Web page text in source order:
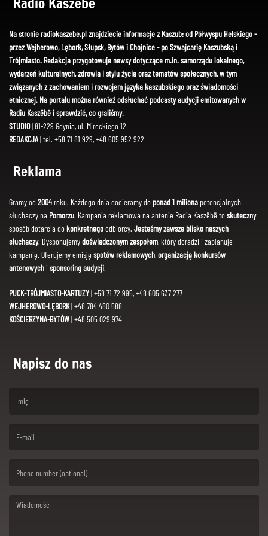
Na stronie radiokaszebe.pl znajdziecie informacje z Kaszub: od Półwyspu Helskiego -
przez Wejherowo, Lębork, Słupsk, Bytów i Chojnice - po Szwajcarię Kaszubską i
Trójmiasto. Redakcja przygotowuje newsy dotyczące m.in. samorządu lokalnego,
wydarzeń kulturalnych, zdrowia i stylu życia oraz tematów społecznych, w tym
związanych z zachowaniem i rozwojem języka kaszubskiego oraz świadomości
etnicznej. Na portalu można również odsłuchać podcasty audycji emitowanych w
Radiu Kaszëbë i sprawdzić, co graliśmy.
STUDIO| 81-229 Gdynia, ul. Mireckiego 12
REDAKCJA| tel. +58 71 81 929, +48 605 952 922
Reklama
Gramy od 2004roku. Każdego dnia docieramy do ponad 1 miliona potencjalnych
słuchaczy na Pomorzu. Kampania reklamowa na antenie Radia Kaszëbë toskuteczny
sposób dotarcia dokonkretnegoodbiorcy. Jesteśmy zawsze blisko naszych
słuchaczy. Dysponujemydoświadczonym zespołem, który doradzi i zaplanuje
kampanię. Oferujemy emisję spotów reklamowych,organizację konkursów
antenowychi sponsoring audycji.
PUCK-TRÓJMIASTO-KARTUZY| +58 71 72 995, +48 605 637 277
WEJHEROWO-LĘBORK| +48 784 480 588
KOŚCIERZYNA-BYTÓW| +48 505 029 974
Napisz do nas